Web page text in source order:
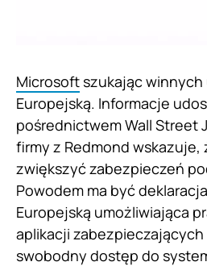
Microsoftszukając winnych
Europejską. Informacje
pośrednictwem Wall Street
firmy z Redmond
zwiększyć zabezpieczeń
Powodem ma być
Europejską umożliwiająca
aplikacji
swobodny dostęp do